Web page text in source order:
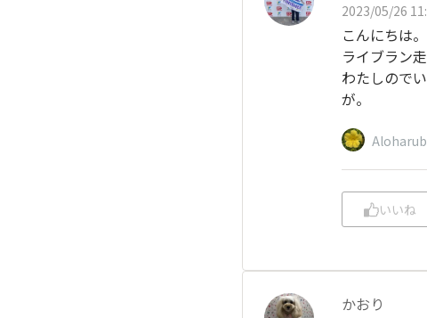
2023/05/26
こんにちは。
ライブラン
わたしので
が。
いいね
かおり